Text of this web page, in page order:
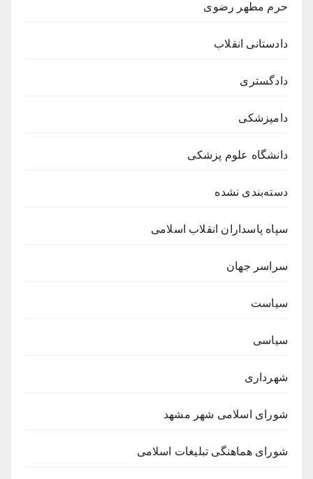
حرم مطهر رضوی
دادستانی انقلاب
دادگستری
دامپزشکی
دانشگاه علوم پزشکی
دسته‌بندی نشده
سپاه پاسداران انقلاب اسلامی
سراسر جهان
سیاست
سیاسی
شهرداری
شورای اسلامی شهر مشهد
شورای هماهنگی تبلیغات اسلامی